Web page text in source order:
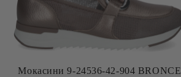
Мокасини 9-24536-42-904 BRONCE